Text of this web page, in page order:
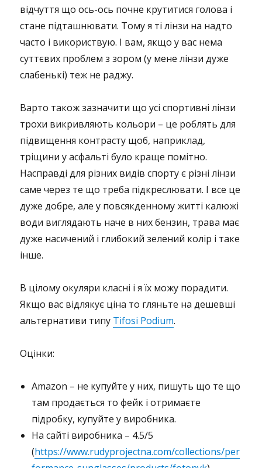
відчуття що ось-ось почне крутитися голова і
стане підташнювати. Тому я ті лінзи на надто
часто і використвую. І вам, якщо у вас нема
суттєвих проблем з зором (у мене лінзи дуже
слабенькі) теж не раджу.
Варто також зазначити що усі спортивні лінзи
трохи викривляють кольори – це роблять для
підвищення контрасту щоб, наприклад,
тріщини у асфальті було краще помітно.
Насправді для різних видів спорту є різні лінзи
саме через те що треба підкреслювати. І все це
дуже добре, але у повсякденному житті калюжі
води виглядають наче в них бензин, трава має
дуже насичений і глибокий зелений колір і таке
інше.
В цілому окуляри класні і я їх можу порадити.
Якщо вас відлякує ціна то гляньте на дешевші
альтернативи типу Tifosi Podium.
Оцінки:
Amazon – не купуйте у них, пишуть що те що
там продається то фейк і отримаєте
підробку, купуйте у виробника.
На сайті виробника – 4.5/5
(https://www.rudyprojectna.com/collections/per